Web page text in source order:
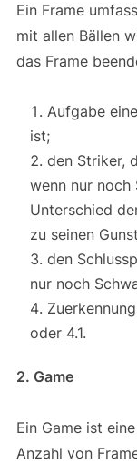
Ein Frame
mit allen Bällen
das Frame
Aufgabe
ist;
den Striker,
wenn nur
Unterschied
zu seinen
den
nur noch
oder 4.1.
2. Game
Ein Game ist
Anzahl von